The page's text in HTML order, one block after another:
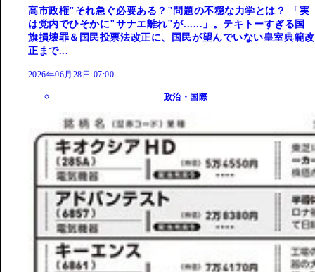
高市政権"それ急ぐ必要ある？"問題の不穏な力学とは？ 「実
は党内でひそかに"サナエ離れ"が......」。テキトーすぎる国
旗損壊罪＆国民投票法改正に、国民が望んでいない皇室典範改
正まで...
2026年06月28日 07:00
政治・国際